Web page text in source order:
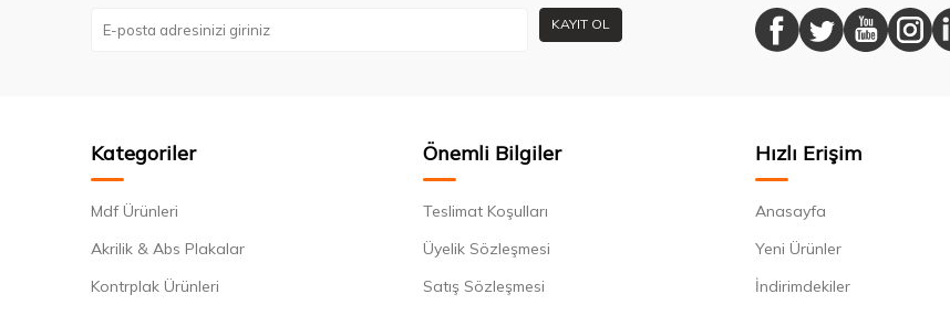
KAYIT OL
Kategoriler
Mdf Ürünleri
Akrilik & Abs Plakalar
Kontrplak Ürünleri
Önemli Bilgiler
Teslimat Koşulları
Üyelik Sözleşmesi
Satış Sözleşmesi
Hızlı Erişim
Anasayfa
Yeni Ürünler
İndirimdekiler